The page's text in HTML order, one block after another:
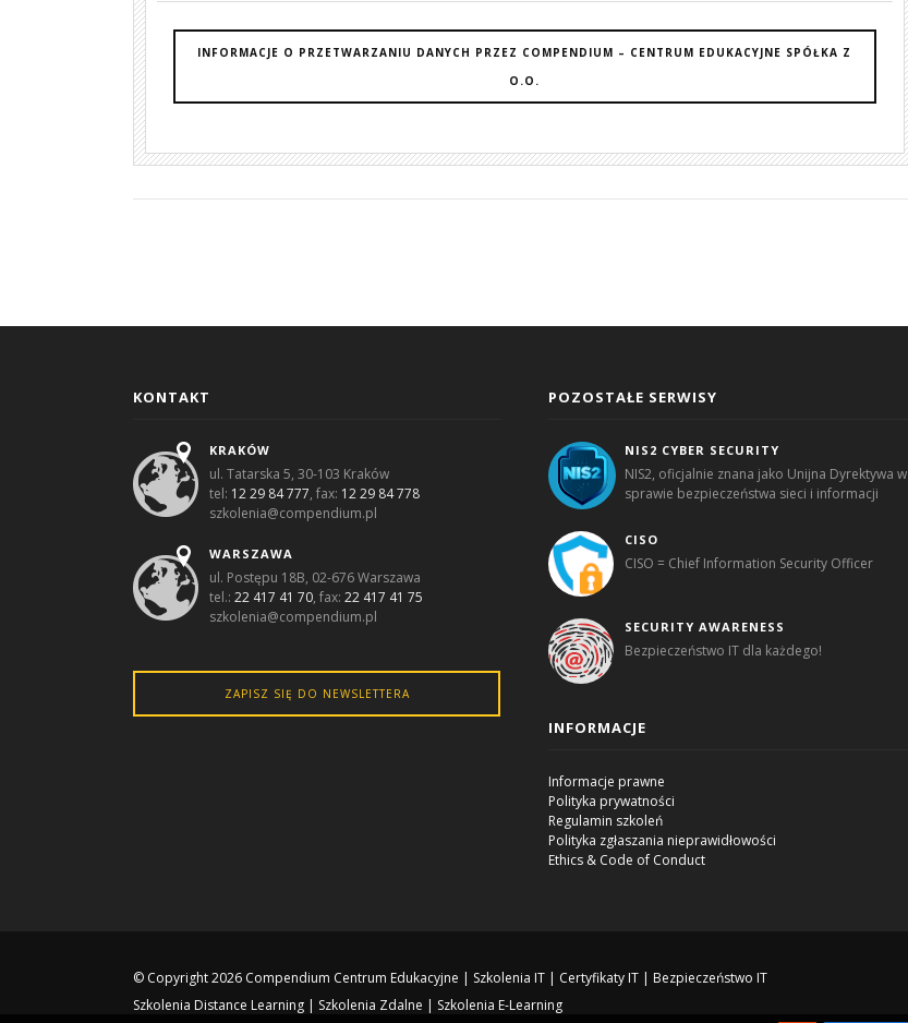
INFORMACJE O PRZETWARZANIU DANYCH PRZEZ COMPENDIUM – CENTRUM EDUKACYJNE SPÓŁKA Z
O.O.
KONTAKT
KRAKÓW
ul. Tatarska 5, 30-103 Kraków
tel: 12 29 84 777, fax: 12 29 84 778
szkolenia@compendium.pl
WARSZAWA
ul. Postępu 18B, 02-676 Warszawa
tel.: 22 417 41 70, fax: 22 417 41 75
szkolenia@compendium.pl
ZAPISZ SIĘ DO NEWSLETTERA
POZOSTAŁE SERWISY
NIS2 CYBER SECURITY
NIS2, oficjalnie znana jako Unijna Dyrektywa w
sprawie bezpieczeństwa sieci i informacji
CISO
CISO = Chief Information Security Officer
SECURITY AWARENESS
Bezpieczeństwo IT dla każdego!
INFORMACJE
Informacje prawne
Polityka prywatności
Regulamin szkoleń
Polityka zgłaszania nieprawidłowości
Ethics & Code of Conduct
© Copyright 2026 Compendium Centrum Edukacyjne | Szkolenia IT | Certyfikaty IT | Bezpieczeństwo IT
Szkolenia Distance Learning | Szkolenia Zdalne | Szkolenia E-Learning